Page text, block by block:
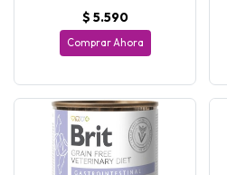
$ 5.590
Comprar Ahora